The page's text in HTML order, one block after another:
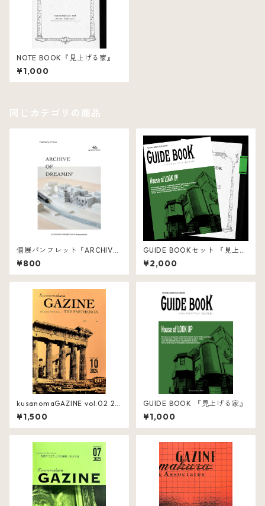
NOTE BOOK『見上げる家』
¥1,000
同じカテゴリの商品
個展パンフレット『ARCHIVE
OF DREAMIN’』
¥800
GUIDE BOOKセット 『見上げ
る家』
¥2,000
kusanomaGAZINE vol.02 20
24年10月号
¥1,500
GUIDE BOOK 『見上げる家』
¥1,000